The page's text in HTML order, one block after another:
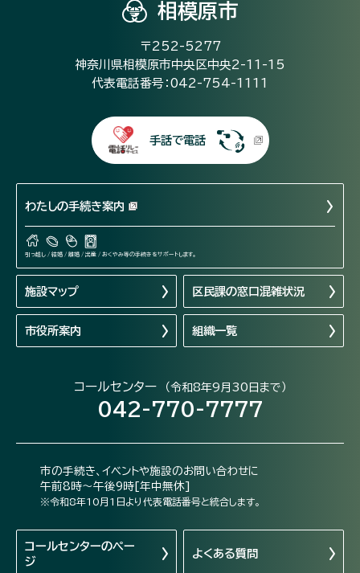
相模原市
〒252-5277
神奈川県相模原市中央区中央2-11-15
代表電話番号：042-754-1111
手話で電話
わたしの手続き案内
引っ越し / 結婚 / 離婚 / 出産 / おくやみ等の手続きをサポートします。
施設マップ 区民課の窓口混雑状況
市役所案内 組織一覧
コールセンター （令和8年9月30日まで）
042-770-7777
市の手続き、イベントや施設のお問い合わせに
午前8時～午後9時[年中無休]
※令和8年10月1日より代表電話番号と統合します。
コールセンターのペー
ジ
よくある質問